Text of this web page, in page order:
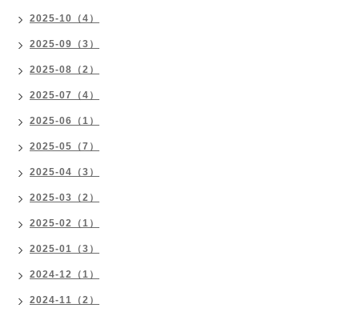
2025-10（4）
2025-09（3）
2025-08（2）
2025-07（4）
2025-06（1）
2025-05（7）
2025-04（3）
2025-03（2）
2025-02（1）
2025-01（3）
2024-12（1）
2024-11（2）